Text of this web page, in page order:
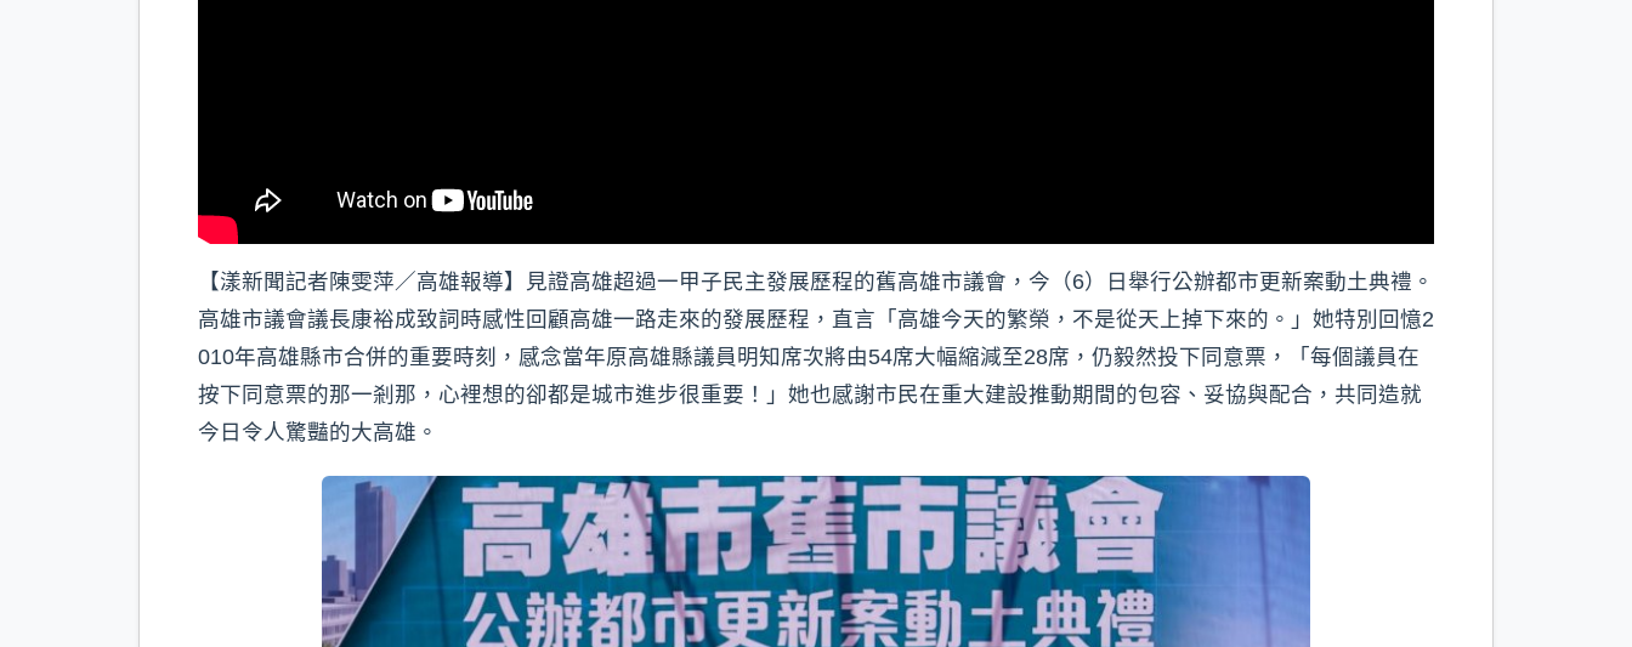
【漾新聞記者陳雯萍／高雄報導】見證高雄超過一甲子民主發展歷程的舊高雄市議會，今（6）日舉行公辦都市更新案動土典禮。
高雄市議會議長康裕成致詞時感性回顧高雄一路走來的發展歷程，直言「高雄今天的繁榮，不是從天上掉下來的。」她特別回憶2
010年高雄縣市合併的重要時刻，感念當年原高雄縣議員明知席次將由54席大幅縮減至28席，仍毅然投下同意票，「每個議員在
按下同意票的那一剎那，心裡想的卻都是城市進步很重要！」她也感謝市民在重大建設推動期間的包容、妥協與配合，共同造就
今日令人驚豔的大高雄。